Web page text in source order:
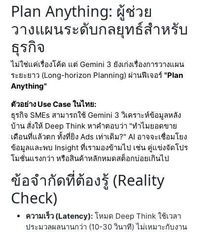
Plan Anything: ผู้ช่วย
วางแผนระดับกลยุทธ์สำหรับ
ธุรกิจ
ไม่ใช่แค่เรื่องโค้ด แต่ Gemini 3 ยังเก่งเรื่องการวางแผน
ระยะยาว (Long-horizon Planning) ผ่านฟีเจอร์"Plan
Anything"
ตัวอย่าง Use Case ในไทย:
ธุรกิจ SMEs สามารถใช้ Gemini 3 วิเคราะห์ข้อมูลหลัง
บ้าน สั่งให้ Deep Think หาคำตอบว่า "ทำไมยอดขาย
เดือนที่แล้วตก ทั้งที่ยิง Ads เท่าเดิม?" AI อาจจะเชื่อมโยง
ข้อมูลและพบ Insight ที่เรามองข้ามไป เช่น คู่แข่งจัดโปร
โมชั่นแรงกว่า หรือสินค้าหลักหมดสต็อกบ่อยเกินไป
ข้อจำกัดที่ต้องรู้ (Reality
Check)
ความเร็ว (Latency): โหมด Deep Think ใช้เวลา
ประมวลผลนานกว่า (10-30 วินาที) ไม่เหมาะกับงาน